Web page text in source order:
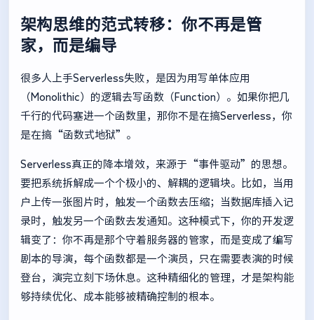
架构思维的范式转移：你不再是管
家，而是编导
很多人上手Serverless失败，是因为用写单体应用
（Monolithic）的逻辑去写函数（Function）。如果你把几
千行的代码塞进一个函数里，那你不是在搞Serverless，你
是在搞“函数式地狱”。
Serverless真正的降本增效，来源于“事件驱动”的思想。
要把系统拆解成一个个极小的、解耦的逻辑块。比如，当用
户上传一张图片时，触发一个函数去压缩；当数据库插入记
录时，触发另一个函数去发通知。这种模式下，你的开发逻
辑变了：你不再是那个守着服务器的管家，而是变成了编写
剧本的导演，每个函数都是一个演员，只在需要表演的时候
登台，演完立刻下场休息。这种精细化的管理，才是架构能
够持续优化、成本能够被精确控制的根本。